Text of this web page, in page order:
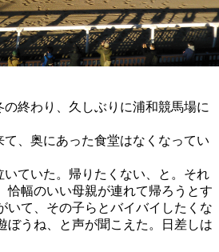
終わり、久しぶりに浦和競馬場に
、奥にあった食堂はなくなってい
ていた。帰りたくない、と。それ
恰幅のいい母親が連れて帰ろうとす
いて、その子らとバイバイしたくな
ぼうね、と声が聞こえた。日差しは